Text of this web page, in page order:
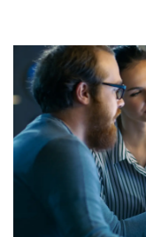
Kennisbank
Referenties
Events